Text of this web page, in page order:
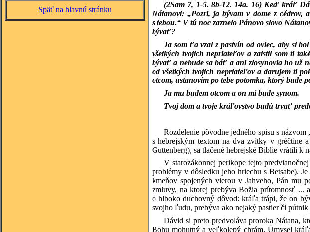
Späť na hlavnú stránku
(2Sam 7, 1-5. 8b-12. 14a. 16) Keď kráľ
Nátanovi: „Pozri, ja bývam v dome z
s tebou.“ V tú noc zaznelo Pánovo slovo
bývať?
Ja som ťa vzal z pastvín od oviec, aby si
všetkých tvojich nepriateľov a zaistil som ti
bývať a nebude sa báť a ani zlosynovia ho už
od všetkých tvojich nepriateľov a darujem ti
otcom, ustanovím po tebe potomka, ktorý bude
Ja mu budem otcom a on mi bude synom.
Tvoj dom a tvoje kráľovstvo budú trvať
Rozdelenie pôvodne jedného spisu s
s hebrejským textom na dva zvitky v gréčtine
Guttenberg), sa tlačené hebrejské Biblie vrátili k
V starozákonnej perikope tejto
problémy v dôsledku jeho hriechu s Betsabe).
kmeňov spojených vierou v Jahveho, Pán mu
zmluvy, na ktorej prebýva Božia prítomnosť ...
o hlboko duchovný dôvod: kráľa trápi, že on
svojho ľudu, prebýva ako nejaký pastier či
Dávid si preto predvoláva proroka Nátana,
Bohu mohutný a veľkolepý chrám. Úmysel